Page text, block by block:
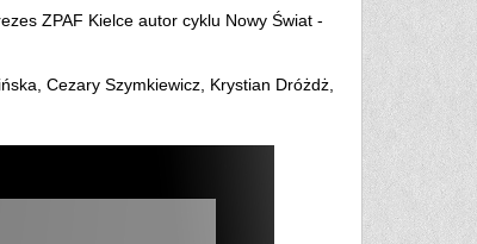
ZPAF Kielce autor cyklu Nowy Świat -
Cezary Szymkiewicz, Krystian Dróżdż,